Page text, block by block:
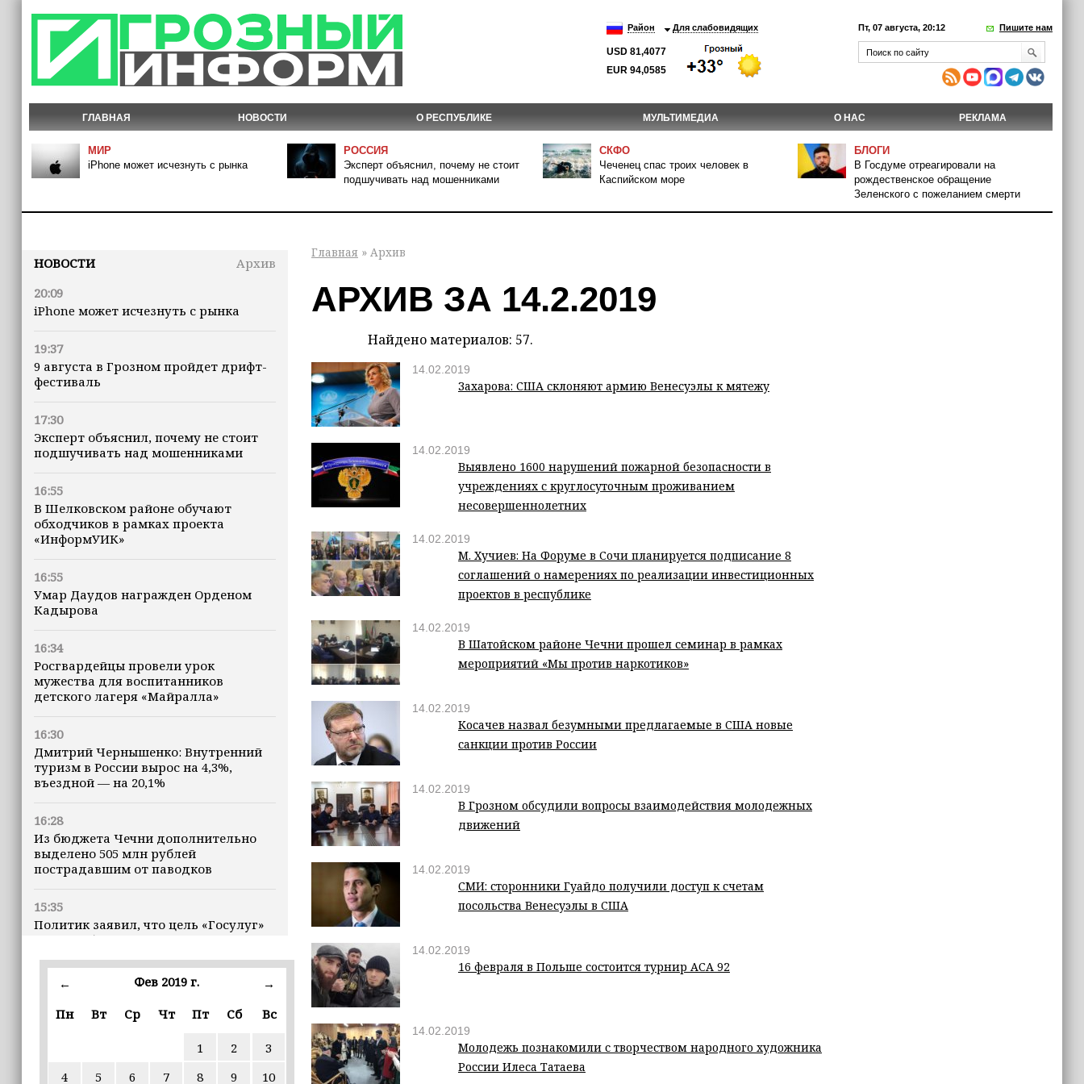
Район Для слабовидящих
USD 81,4077
EUR 94,0585
Пт, 07 августа, 20:12 Пишите нам
ГЛАВНАЯ НОВОСТИ О РЕСПУБЛИКЕ МУЛЬТИМЕДИА О НАС РЕКЛАМА
МИР
iPhone может исчезнуть с рынка
РОССИЯ
Эксперт объяснил, почему не стоит
подшучивать над мошенниками
СКФО
Чеченец спас троих человек в
Каспийском море
БЛОГИ
В Госдуме отреагировали на
рождественское обращение
Зеленского с пожеланием смерти
НОВОСТИ
Архив
20:09
iPhone может исчезнуть с рынка
19:37
9 августа в Грозном пройдет дрифт-
фестиваль
17:30
Эксперт объяснил, почему не стоит
подшучивать над мошенниками
16:55
В Шелковском районе обучают
обходчиков в рамках проекта
«ИнформУИК»
16:55
Умар Даудов награжден Орденом
Кадырова
16:34
Росгвардейцы провели урок
мужества для воспитанников
детского лагеря «Майралла»
16:30
Дмитрий Чернышенко: Внутренний
туризм в России вырос на 4,3%,
въездной — на 20,1%
16:28
Из бюджета Чечни дополнительно
выделено 505 млн рублей
пострадавшим от паводков
15:35
Политик заявил, что цель «Госулуг»
— стать большой
Избирательные участки Шатоя
готовы к приёму голосов
15:02
← Фев 2019 г.
→
Пн
Вт Ср Чт Пт Сб Вс
1 2
3
4
5 6 7 8 9 10
Главная » Архив
АРХИВ ЗА 14.2.2019
Найдено материалов: 57.
14.02.2019
Захарова: США склоняют армию Венесуэлы к мятежу
14.02.2019
Выявлено 1600 нарушений пожарной безопасности в
учреждениях с круглосуточным проживанием
несовершеннолетних
14.02.2019
М. Хучиев: На Форуме в Сочи планируется подписание 8
соглашений о намерениях по реализации инвестиционных
проектов в республике
14.02.2019
В Шатойском районе Чечни прошел семинар в рамках
мероприятий «Мы против наркотиков»
14.02.2019
Косачев назвал безумными предлагаемые в США новые
санкции против России
14.02.2019
В Грозном обсудили вопросы взаимодействия молодежных
движений
14.02.2019
СМИ: сторонники Гуайдо получили доступ к счетам
посольства Венесуэлы в США
14.02.2019
16 февраля в Польше состоится турнир АСA 92
14.02.2019
Молодежь познакомили с творчеством народного художника
России Илеса Татаева